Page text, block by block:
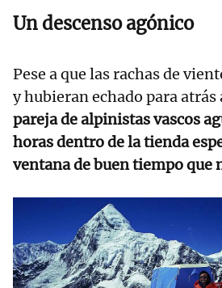
Un descenso agónico
Pese a que las rachas de
y hubieran echado para
pareja de alpinistas vascos
horas dentro de la tienda
ventana de buen tiempo que